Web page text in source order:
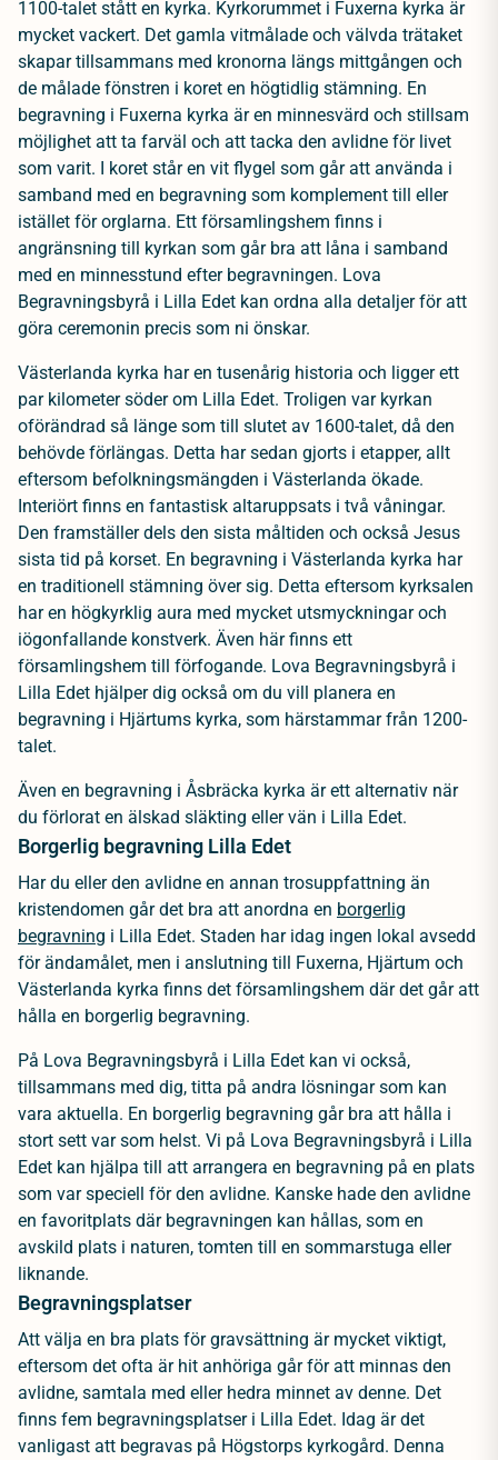
1100-talet stått en kyrka. Kyrkorummet i Fuxerna kyrka är
mycket vackert. Det gamla vitmålade och välvda trätaket
skapar tillsammans med kronorna längs mittgången och
de målade fönstren i koret en högtidlig stämning. En
begravning i Fuxerna kyrka är en minnesvärd och stillsam
möjlighet att ta farväl och att tacka den avlidne för livet
som varit. I koret står en vit flygel som går att använda i
samband med en begravning som komplement till eller
istället för orglarna. Ett församlingshem finns i
angränsning till kyrkan som går bra att låna i samband
med en minnesstund efter begravningen. Lova
Begravningsbyrå i Lilla Edet kan ordna alla detaljer för att
göra ceremonin precis som ni önskar.
Västerlanda kyrka har en tusenårig historia och ligger ett
par kilometer söder om Lilla Edet. Troligen var kyrkan
oförändrad så länge som till slutet av 1600-talet, då den
behövde förlängas. Detta har sedan gjorts i etapper, allt
eftersom befolkningsmängden i Västerlanda ökade.
Interiört finns en fantastisk altaruppsats i två våningar.
Den framställer dels den sista måltiden och också Jesus
sista tid på korset. En begravning i Västerlanda kyrka har
en traditionell stämning över sig. Detta eftersom kyrksalen
har en högkyrklig aura med mycket utsmyckningar och
iögonfallande konstverk. Även här finns ett
församlingshem till förfogande. Lova Begravningsbyrå i
Lilla Edet hjälper dig också om du vill planera en
begravning i Hjärtums kyrka, som härstammar från 1200-
talet.
Även en begravning i Åsbräcka kyrka är ett alternativ när
du förlorat en älskad släkting eller vän i Lilla Edet.
Borgerlig begravning Lilla Edet
Har du eller den avlidne en annan trosuppfattning än
kristendomen går det bra att anordna en borgerlig
begravning i Lilla Edet. Staden har idag ingen lokal avsedd
för ändamålet, men i anslutning till Fuxerna, Hjärtum och
Västerlanda kyrka finns det församlingshem där det går att
hålla en borgerlig begravning.
På Lova Begravningsbyrå i Lilla Edet kan vi också,
tillsammans med dig, titta på andra lösningar som kan
vara aktuella. En borgerlig begravning går bra att hålla i
stort sett var som helst. Vi på Lova Begravningsbyrå i Lilla
Edet kan hjälpa till att arrangera en begravning på en plats
som var speciell för den avlidne. Kanske hade den avlidne
en favoritplats där begravningen kan hållas, som en
avskild plats i naturen, tomten till en sommarstuga eller
liknande.
Begravningsplatser
Att välja en bra plats för gravsättning är mycket viktigt,
eftersom det ofta är hit anhöriga går för att minnas den
avlidne, samtala med eller hedra minnet av denne. Det
finns fem begravningsplatser i Lilla Edet. Idag är det
vanligast att begravas på Högstorps kyrkogård. Denna